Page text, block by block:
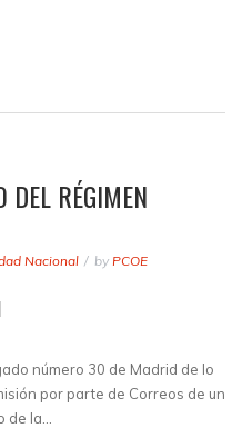
DEL RÉGIMEN
Nacional by PCOE
número 30 de Madrid de lo
por parte de Correos de un
la…